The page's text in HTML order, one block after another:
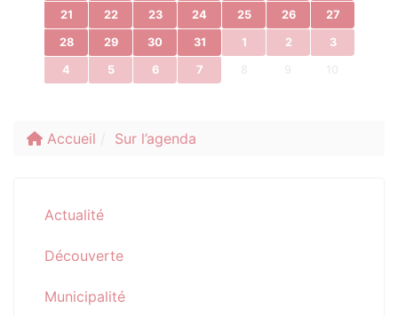
21 22 23 24 25 26 27
28 29 30 31 1 2 3
4 5 6 7 8 9 10
Accueil Sur l’agenda
Actualité
Découverte
Municipalité